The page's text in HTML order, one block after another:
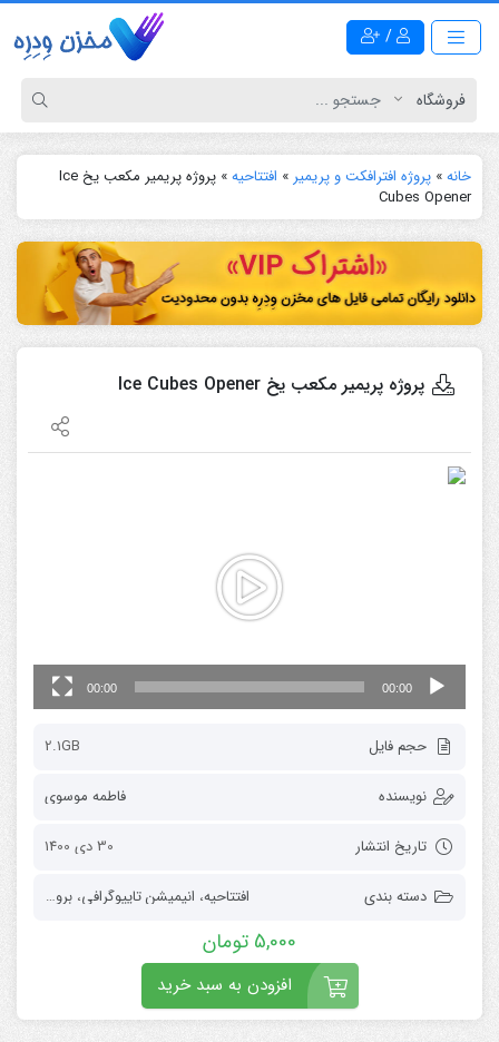
/
خانه» پروژه افترافکت و پریمیر » افتتاحیه»
پروژه پریمیر مکعب یخ Ice
Cubes Opener
پروژه پریمیر مکعب یخ Ice Cubes Opener
نمایشگر
00:00
00:00
حجم فایل 2.1GB
نویسنده فاطمه موسوی
تاریخ انتشار 30 دی 1400
دسته بندی افتتاحیه، انیمیشن تایپوگرافی، برودکست
5,000 تومان
افزودن به سبد خرید